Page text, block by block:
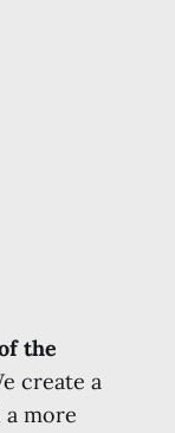
the
create a
more